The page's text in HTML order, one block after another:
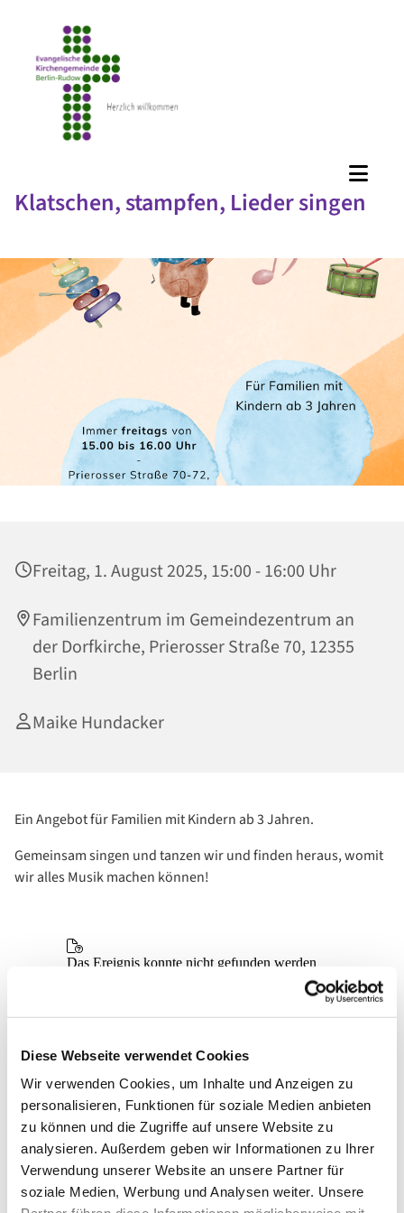
Diese Webseite verwendet Cookies
Wir verwenden Cookies, um Inhalte und Anzeigen zu
personalisieren, Funktionen für soziale Medien anbieten
zu können und die Zugriffe auf unsere Website zu
analysieren. Außerdem geben wir Informationen zu Ihrer
Verwendung unserer Website an unsere Partner für
soziale Medien, Werbung und Analysen weiter. Unsere
Klatschen, stampfen, Lieder singen
Freitag, 1. August 2025, 15:00 - 16:00 Uhr
Familienzentrum im Gemeindezentrum an
der Dorfkirche, Prierosser Straße 70, 12355
Berlin
Maike Hundacker
Ein Angebot für Familien mit Kindern ab 3 Jahren.
Gemeinsam singen und tanzen wir und finden heraus, womit
wir alles Musik machen können!